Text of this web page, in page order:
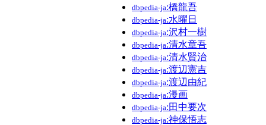
dbpedia-ja:橋龍吾
dbpedia-ja:水曜日
dbpedia-ja:沢村一樹
dbpedia-ja:清水章吾
dbpedia-ja:清水賢治
dbpedia-ja:渡辺憲吉
dbpedia-ja:渡辺由紀
dbpedia-ja:漫画
dbpedia-ja:田中要次
dbpedia-ja:神保悟志